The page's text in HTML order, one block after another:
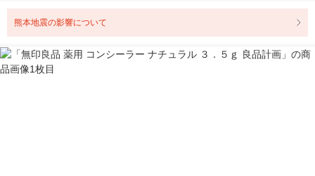
熊本地震の影響について